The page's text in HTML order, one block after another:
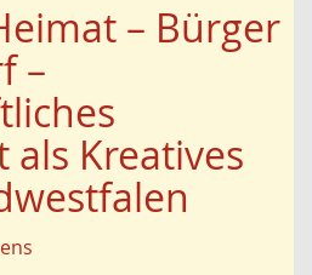
– Bürger
–
als Kreatives